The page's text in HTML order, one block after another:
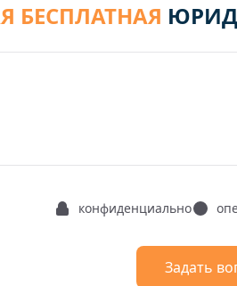
БЕСПЛАТНАЯ
конфиденциально
Задать